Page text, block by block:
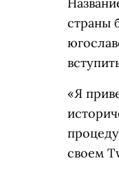
страны
«Я
своем